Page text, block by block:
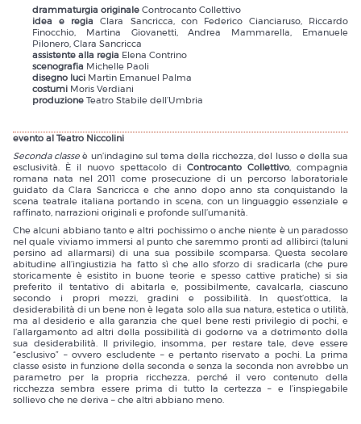
drammaturgia originale Controcanto Collettivo
idea e regia Clara Sancricca, con Federico Cianciaruso, Riccardo
Finocchio, Martina Giovanetti, Andrea Mammarella, Emanuele
Pilonero, Clara Sancricca
assistente alla regia Elena Contrino
scenografia Michelle Paoli
disegno luci Martin Emanuel Palma
costumi Moris Verdiani
produzione Teatro Stabile dell’Umbria
evento al Teatro Niccolini
Seconda classe è un’indagine sul tema della ricchezza, del lusso e della sua
esclusività. È il nuovo spettacolo di Controcanto Collettivo, compagnia
romana nata nel 2011 come prosecuzione di un percorso laboratoriale
guidato da Clara Sancricca e che anno dopo anno sta conquistando la
scena teatrale italiana portando in scena, con un linguaggio essenziale e
raffinato, narrazioni originali e profonde sull’umanità.
Che alcuni abbiano tanto e altri pochissimo o anche niente è un paradosso
nel quale viviamo immersi al punto che saremmo pronti ad allibirci (taluni
persino ad allarmarsi) di una sua possibile scomparsa. Questa secolare
abitudine all’ingiustizia ha fatto sì che allo sforzo di sradicarla (che pure
storicamente è esistito in buone teorie e spesso cattive pratiche) si sia
preferito il tentativo di abitarla e, possibilmente, cavalcarla, ciascuno
secondo i propri mezzi, gradini e possibilità. In quest’ottica, la
desiderabilità di un bene non è legata solo alla sua natura, estetica o utilità,
ma al desiderio e alla garanzia che quel bene resti privilegio di pochi, e
l’allargamento ad altri della possibilità di goderne va a detrimento della
sua desiderabilità. Il privilegio, insomma, per restare tale, deve essere
“esclusivo” – ovvero escludente – e pertanto riservato a pochi. La prima
classe esiste in funzione della seconda e senza la seconda non avrebbe un
parametro per la propria ricchezza, perché il vero contenuto della
ricchezza sembra essere prima di tutto la certezza – e l’inspiegabile
sollievo che ne deriva – che altri abbiano meno.